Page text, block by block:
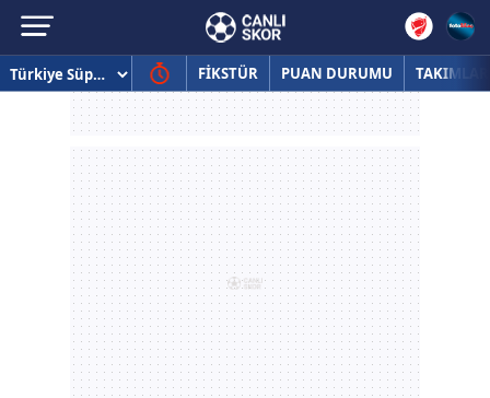
FİKSTÜR PUAN DURUMU TAKIMLAR